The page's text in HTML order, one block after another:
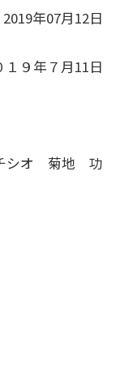
2019年07月12日
１９年７月11日
シオ 菊地 功